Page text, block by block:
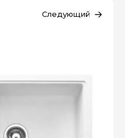
Следующий